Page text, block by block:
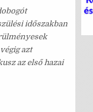
időszakban
azt
az első hazai